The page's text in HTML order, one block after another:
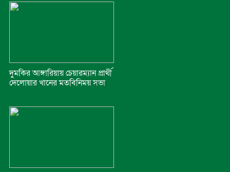
দুমকির আঙ্গারিয়ায় চেয়ারম্যান প্রার্থী
দেলোয়ার খানের মতবিনিময় সভা